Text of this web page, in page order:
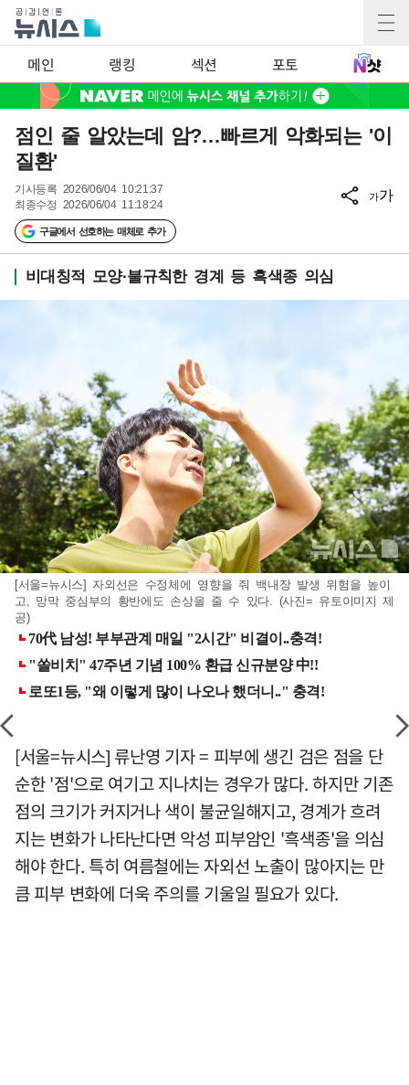
메인 랭킹 섹션 포토
점인 줄 알았는데 암?…빠르게 악화되는 '이
질환'
기사등록 2026/06/04 10:21:37
최종수정 2026/06/04 11:18:24
구글에서 선호하는 매체로 추가
가가
비대칭적 모양·불규칙한 경계 등 흑색종 의심
[서울=뉴시스] 자외선은 수정체에 영향을 줘 백내장 발생 위험을 높이
고, 망막 중심부의 황반에도 손상을 줄 수 있다. (사진= 유토이미지 제
공)
[서울=뉴시스] 류난영 기자 = 피부에 생긴 검은 점을 단
순한 '점'으로 여기고 지나치는 경우가 많다. 하지만 기존
점의 크기가 커지거나 색이 불균일해지고, 경계가 흐려
지는 변화가 나타난다면 악성 피부암인 '흑색종'을 의심
해야 한다. 특히 여름철에는 자외선 노출이 많아지는 만
큼 피부 변화에 더욱 주의를 기울일 필요가 있다.